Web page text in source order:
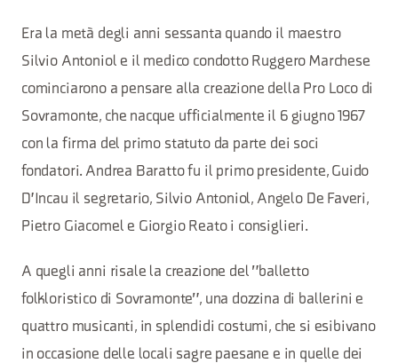
Era la metà degli anni sessanta quando il maestro
Silvio Antoniol e il medico condotto Ruggero Marchese
cominciarono a pensare alla creazione della Pro Loco di
Sovramonte, che nacque ufficialmente il 6 giugno 1967
con la firma del primo statuto da parte dei soci
fondatori. Andrea Baratto fu il primo presidente, Guido
D'Incau il segretario, Silvio Antoniol, Angelo De Faveri,
Pietro Giacomel e Giorgio Reato i consiglieri.
A quegli anni risale la creazione del "balletto
folkloristico di Sovramonte", una dozzina di ballerini e
quattro musicanti, in splendidi costumi, che si esibivano
in occasione delle locali sagre paesane e in quelle dei